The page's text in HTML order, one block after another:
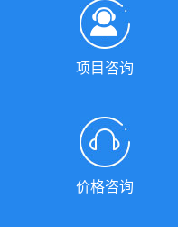
项目咨询
价格咨询